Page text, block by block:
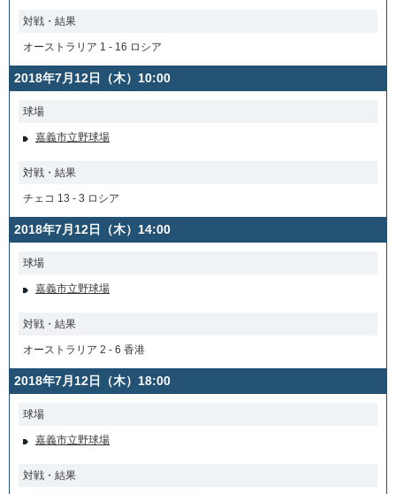
対戦・結果
オーストラリア 1 - 16 ロシア
2018年7月12日（木）10:00
球場
嘉義市立野球場
対戦・結果
チェコ 13 - 3 ロシア
2018年7月12日（木）14:00
球場
嘉義市立野球場
対戦・結果
オーストラリア 2 - 6 香港
2018年7月12日（木）18:00
球場
嘉義市立野球場
対戦・結果